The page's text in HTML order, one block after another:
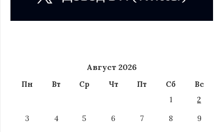
Август 2026
Пн Вт Ср Чт Пт Сб
Вс
1
2
3
4 5 6 7 8
9